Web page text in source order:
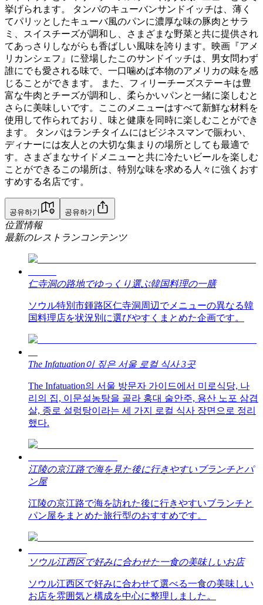
挙げられます。 タンパのキューバンサンドイッチは、薄く
てパリッとしたキューバ風のパンに濃厚な味の豚肉とサラ
ミ、スイスチーズが調和し、さまざまな野菜と共に提供され
てあっさりしながらも香ばしい風味を誇ります。映画『アメ
リカンシェフ』に登場したこのサンドイッチは、男女問わず
誰にでも愛される味で、一口噛めば本物のアメリカの味を感
じることができます。 また、フィリーチーズステーキは豊
富な牛肉とチーズが調和し、柔らかいパンと一緒に楽しむと
さらに美味しいです。ここのメニューはすべて新鮮な材料を
使用して作られており、味と健康を同時に楽しむことができ
ます。 タンパはランチタイムにはビジネスマンで賑わい、
ディナーには友人との大切な集まりの場所としても最適で
す。さまざまなサイドメニューと共に冷たいビールを楽しむ
ことができるこの場所は、特別な味を求める人々に強くおす
すめする名店です。
공유하기 공유하기
位置情報
最新のレストランコンテンツ
仁寺洞の路地でゆっくり選ぶ韓国料理の一膳
ソウル特別市鍾路区仁寺洞周辺でメニューの異なる韓
国料理店を状況別に選びやすくまとめた企画です。
The Infatuation이 짚은 서울 로컬 식사 3곳
The Infatuation의 서울 방문자 가이드에서 미로식당, 나
리의 집, 이문설농탕을 골라 홍대 술안주, 용산 노포 삼겹
살, 종로 설렁탕이라는 세 가지 로컬 식사 장면으로 정리
했다.
江陵の京江路で海を見た後に行きやすいブランチとパ
ン屋
江陵の京江路で海を訪れた後に行きやすいブランチと
パン屋をまとめた旅行型のおすすめです。
ソウル江西区で好みに合わせた一食の美味しいお店
ソウル江西区で好みに合わせて選べる一食の美味しい
お店を雰囲気と構成を中心に整理しました。